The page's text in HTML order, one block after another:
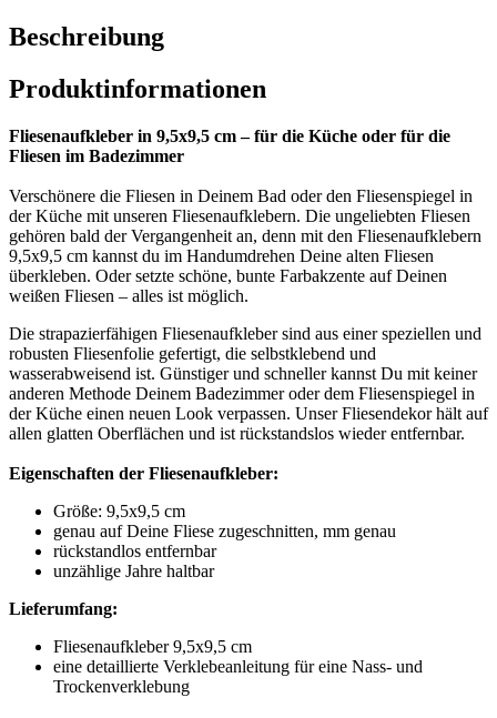
Beschreibung
Produktinformationen
Fliesenaufkleber in 9,5x9,5 cm – für die Küche oder für die
Fliesen im Badezimmer
Verschönere die Fliesen in Deinem Bad oder den Fliesenspiegel in
der Küche mit unseren Fliesenaufklebern. Die ungeliebten Fliesen
gehören bald der Vergangenheit an, denn mit den Fliesenaufklebern
9,5x9,5 cm kannst du im Handumdrehen Deine alten Fliesen
überkleben. Oder setzte schöne, bunte Farbakzente auf Deinen
weißen Fliesen – alles ist möglich.
Die strapazierfähigen Fliesenaufkleber sind aus einer speziellen und
robusten Fliesenfolie gefertigt, die selbstklebend und
wasserabweisend ist. Günstiger und schneller kannst Du mit keiner
anderen Methode Deinem Badezimmer oder dem Fliesenspiegel in
der Küche einen neuen Look verpassen. Unser Fliesendekor hält auf
allen glatten Oberflächen und ist rückstandslos wieder entfernbar.
Eigenschaften der Fliesenaufkleber:
Größe: 9,5x9,5 cm
genau auf Deine Fliese zugeschnitten, mm genau
rückstandlos entfernbar
unzählige Jahre haltbar
Lieferumfang:
Fliesenaufkleber 9,5x9,5 cm
eine detaillierte Verklebeanleitung für eine Nass- und
Trockenverklebung